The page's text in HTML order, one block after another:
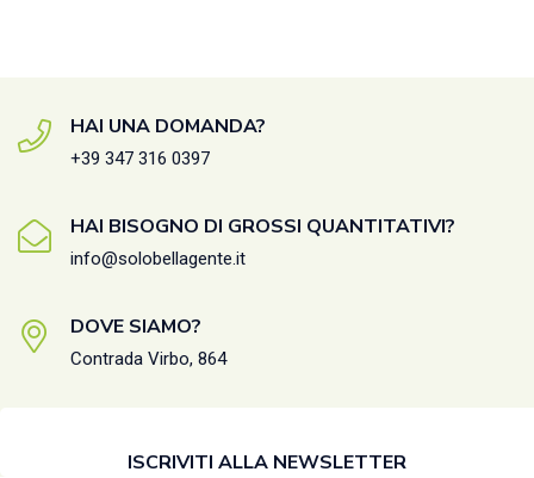
HAI UNA DOMANDA?
+39 347 316 0397
HAI BISOGNO DI GROSSI QUANTITATIVI?
info@solobellagente.it
DOVE SIAMO?
Contrada Virbo, 864
ISCRIVITI ALLA NEWSLETTER